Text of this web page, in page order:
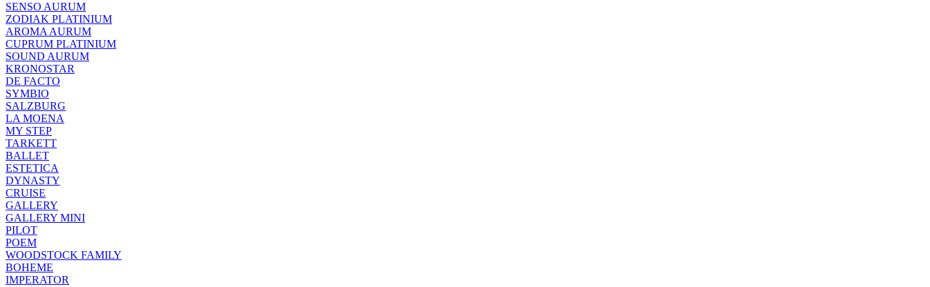
SENSO AURUM
ZODIAK PLATINIUM
AROMA AURUM
CUPRUM PLATINIUM
SOUND AURUM
KRONOSTAR
DE FACTO
SYMBIO
SALZBURG
LA MOENA
MY STEP
TARKETT
BALLET
ESTETICA
DYNASTY
CRUISE
GALLERY
GALLERY MINI
PILOT
POEM
WOODSTOCK FAMILY
BOHEME
IMPERATOR